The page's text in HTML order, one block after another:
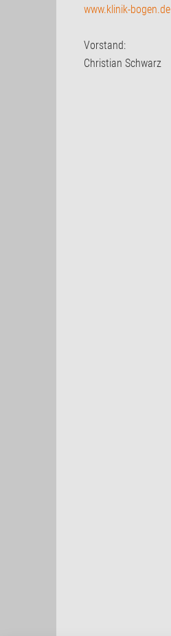
www.klinik-bogen.de
Vorstand:
Christian Schwarz